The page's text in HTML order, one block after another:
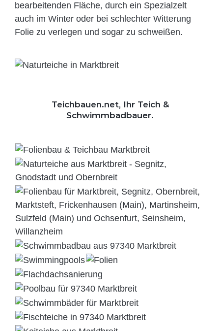
bearbeitenden Fläche, durch ein Spezi­alzelt
auch im Winter oder bei schlechter Witterung
Folie zu verlegen und sogar zu schweißen.
Teichbauen.net, Ihr Teich &
Schwimmbadbauer.